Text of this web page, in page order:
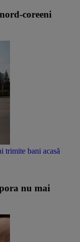
coreeni
trimite bani acasă
nu mai